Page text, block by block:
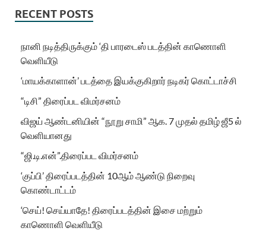
RECENT POSTS
நானி நடித்திருக்கும் ‘தி பாரடைஸ் படத்தின் காணொளி
வெளியீடு
‘மாயக்காளான்’ படத்தை இயக்குகிறார் நடிகர் கொட்டாச்சி
“டிசி” திரைப்பட விமர்சனம்
விஜய் ஆண்டனியின் “நூறு சாமி” ஆக. 7 முதல் தமிழ் ஜீ5 ல்
வெளியானது
“ஜி.டி.என்”.திரைப்பட விமர்சனம்
‘குப்பி’ திரைப்படத்தின் 10ஆம் ஆண்டு நிறைவு
கொண்டாட்டம்
‘செய்! செய்யாதே! திரைப்படத்தின் இசை மற்றும்
காணொளி வெளியீடு